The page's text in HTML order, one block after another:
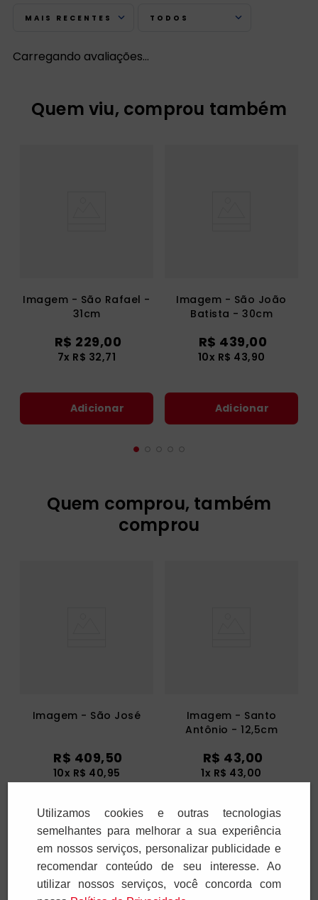
MAIS RECENTES TODOS
Carregando avaliações…
Quem viu, comprou também
Imagem - São Rafael -
31cm
R$ 229,00
7x R$ 32,71
Adicionar
Imagem - São João
Batista - 30cm
R$ 439,00
10x R$ 43,90
Adicionar
Quem comprou, também
comprou
Imagem - São José
R$ 409,50
10x R$ 40,95
Adicionar
Imagem - Santo
Antônio - 12,5cm
R$ 43,00
1x R$ 43,00
Adicionar
Utilizamos cookies e outras tecnologias
semelhantes para melhorar a sua experiência
em nossos serviços, personalizar publicidade e
recomendar conteúdo de seu interesse. Ao
utilizar nossos serviços, você concorda com